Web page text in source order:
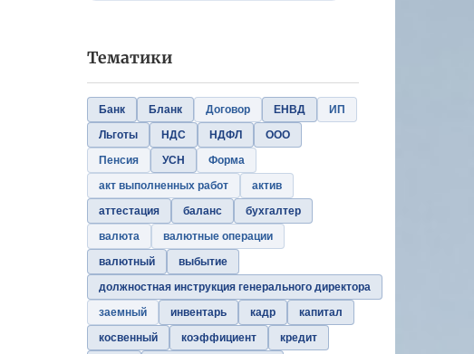
Тематики
Банк Бланк Договор ЕНВД
ИП
Льготы
НДС НДФЛ
ООО
Пенсия
УСН
Форма
акт выполненных работ
актив
аттестация
баланс
бухгалтер
валюта
валютные операции
валютный
выбытие
должностная инструкция генерального директора
заемный
инвентарь кадр
капитал
косвенный
коэффициент
кредит